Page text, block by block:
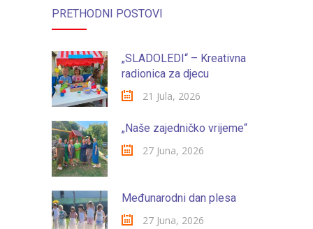
Edukacije
-- Edukacije za roditelje
-- Edukacije zaposlenika
Za roditelje
-- Jelovnik za djecu
-- Obrasci i zahtjevi
-- Obavještenja za roditelje
PRETHODNI POSTOVI
„SLADOLEDI“ – Kreativna
radionica za djecu
21 Jula, 2026
„Naše zajedničko vrijeme“
27 Juna, 2026
Međunarodni dan plesa
27 Juna, 2026